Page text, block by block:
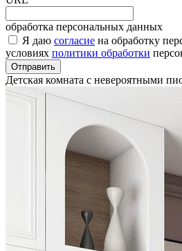
обработка персональных данных
Я даю согласие на обработку
условиях политики обработки
Отправить
Детская комната с невероятными